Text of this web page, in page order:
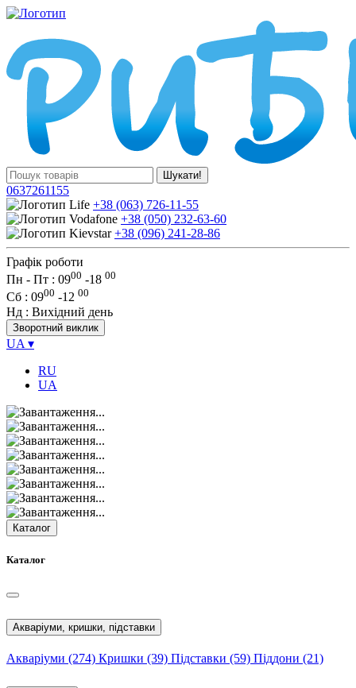
Шукати!
0637261155
+38 (063) 726-11-55
+38 (050) 232-63-60
+38 (096) 241-28-86
Графік роботи
Пн - Пт : 0900 -18 00
Сб : 0900 -12 00
Нд : Вихідний день
Зворотний виклик
UA ▾
RU
UA
Каталог
Каталог
Акваріуми, кришки, підставки
Акваріуми (274) Кришки (39) Підставки (59) Піддони (21)